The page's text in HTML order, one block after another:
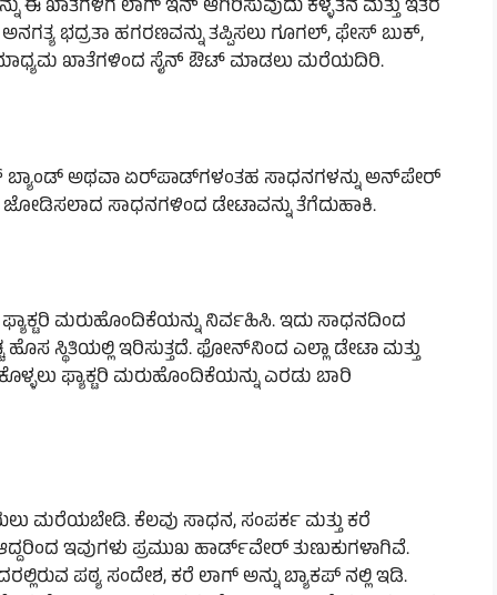
ಈ ಖಾತೆಗಳಿಗೆ ಲಾಗ್ ಇನ್ ಆಗಿರಿಸುವುದು ಕಳ್ಳತನ ಮತ್ತು ಇತರ
ಭದ್ರತಾ ಹಗರಣವನ್ನು ತಪ್ಪಿಸಲು ಗೂಗಲ್, ಫೇಸ್ ಬುಕ್,
ಮಾಧ್ಯಮ ಖಾತೆಗಳಿಂದ ಸೈನ್ ಔಟ್ ಮಾಡಲು ಮರೆಯದಿರಿ.
ಅಥವಾ ಏರ್‌ಪಾಡ್‌ಗಳಂತಹ ಸಾಧನಗಳನ್ನು ಅನ್‌ಪೇರ್
ಸಾಧನಗಳಿಂದ ಡೇಟಾವನ್ನು ತೆಗೆದುಹಾಕಿ.
ಮರುಹೊಂದಿಕೆಯನ್ನು ನಿರ್ವಹಿಸಿ. ಇದು ಸಾಧನದಿಂದ
ಸ್ಥಿತಿಯಲ್ಲಿ ಇರಿಸುತ್ತದೆ. ಫೋನ್‌ನಿಂದ ಎಲ್ಲಾ ಡೇಟಾ ಮತ್ತು
ಫ್ಯಾಕ್ಟರಿ ಮರುಹೊಂದಿಕೆಯನ್ನು ಎರಡು ಬಾರಿ
ಮರೆಯಬೇಡಿ. ಕೆಲವು ಸಾಧನ, ಸಂಪರ್ಕ ಮತ್ತು ಕರೆ
ಇವುಗಳು ಪ್ರಮುಖ ಹಾರ್ಡ್‌ವೇರ್ ತುಣುಕುಗಳಾಗಿವೆ.
ಪಠ್ಯ ಸಂದೇಶ, ಕರೆ ಲಾಗ್‌ ಅನ್ನು ಬ್ಯಾಕಪ್ ನಲ್ಲಿ ಇಡಿ.